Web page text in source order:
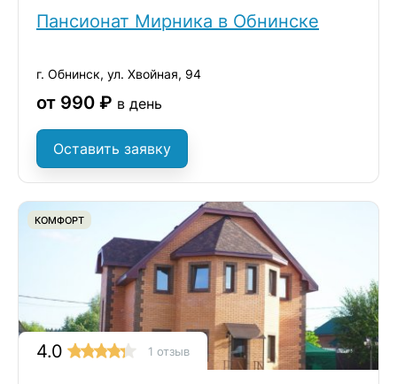
Пансионат Мирника в Обнинске
г. Обнинск, ул. Хвойная, 94
от 990 ₽ в день
Оставить заявку
КОМФОРТ
4.0 1 отзыв